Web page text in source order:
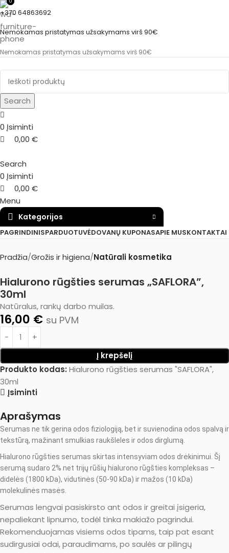
+370 64863692
Nemokamas pristatymas užsakymams virš 90€
Nemokamas pristatymas užsakymams virš 90€
Search
0 Įsiminti
0,00 €
Search
0 Įsiminti
0,00 €
Menu
Kategorijos
PAGRINDINISPARDUOTUVĖDOVANŲ KUPONASAPIE MUSKONTAKTAI
Pradžia Grožis ir higiena Natūrali kosmetika
Hialurono rūgšties serumas „SAFLORA”,
30ml
Natūralus, rankų darbo muilas.
16,00 € su PVM
Į krepšelį
Produkto kodas: Hialurono rūgšties serumas "SAFLORA",
30ml
Įsiminti
Aprašymas
Serumas ne tik gerina odos fiziologiją, bet ir suvienodina odos spalvą ir
tekstūrą, mažinant smulkias raukšleles ir odos dirglumą.
Hialurono rūgšties serumas skirtas intensyviam odos drėkinimui. Šį
serumą sudaro 2% net trijų rūšių hialurono rūgšties kompleksas –
didelės (1800 kDa), vidutinės (50-90 kDa) ir mažos (10 kDa)
molekulinės masės.
Serumas lengvai pasiskirsto ant odos ir greitai įsigeria,
nepaliekant lipnumo, todėl tinka makiažo pagrindui.
Rekomenduojamas visiems odos tipams, taip pat esant
sudirgusiai odai, paraudimams, po saulės ar pilingų